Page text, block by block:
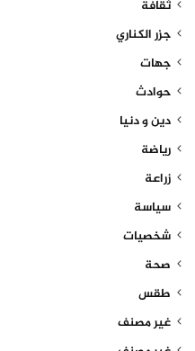
ثقافة
جزر الكناري
جهات
حوادث
دين و دنيا
رياضة
زراعة
سياسة
شخصيات
صحة
طقس
غير مصنف